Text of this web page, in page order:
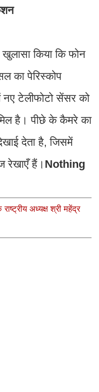
किया कि फोन
का पेरिस्कोप
नए टेलीफोटो सेंसर को
है। पीछे के कैमरे का
देता है, जिसमें
रेखाएँ हैं। Nothing
अध्यक्ष श्री महेंद्र